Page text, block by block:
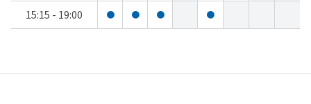
15:15 - 19:00 ● ● ● ●